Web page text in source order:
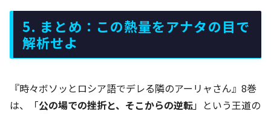
5. まとめ：この熱量をアナタの目で
解析せよ
『時々ボソッとロシア語でデレる隣のアーリャさん』8巻
は、「公の場での挫折と、そこからの逆転」という王道の